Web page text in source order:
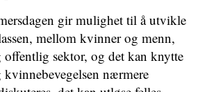
gir mulighet til å utvikle
mellom kvinner og menn,
sektor, og det kan knytte
kvinnebevegelsen nærmere